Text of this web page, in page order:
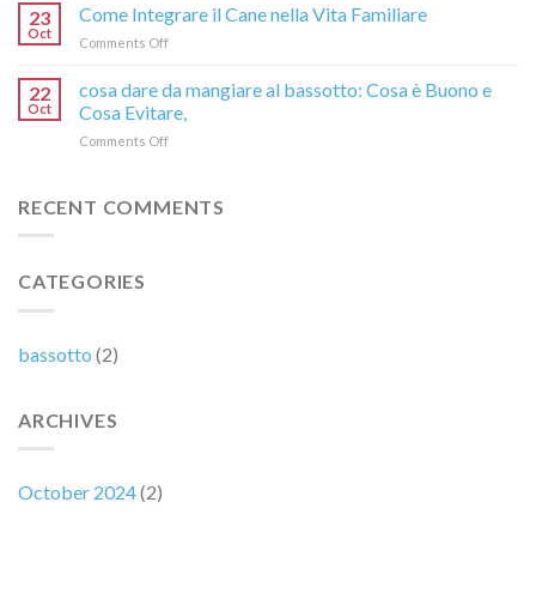
23
Oct
Come Integrare il Cane nella Vita Familiare
Comments Offon
Integrare
il
Cane
nella
22
Oct
cosa dare da mangiare al bassotto: Cosa è Buono e
Cosa Evitare,
Comments Offon
da
RECENT COMMENTS
CATEGORIES
bassotto (2)
ARCHIVES
October 2024(2)